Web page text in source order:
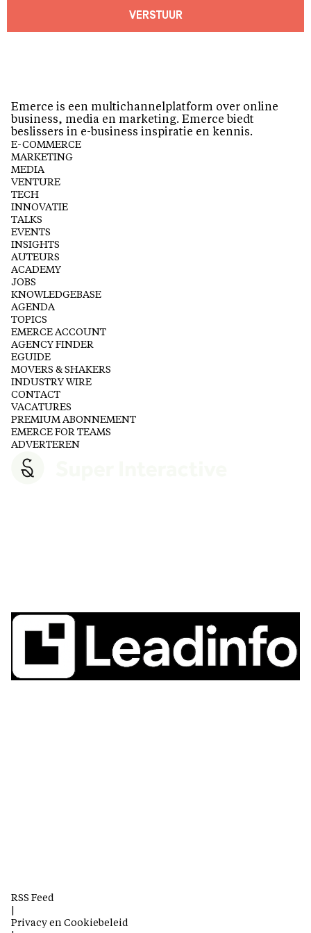
VERSTUUR
Emerce is een multichannelplatform over online
business, media en marketing. Emerce biedt
beslissers in e-business inspiratie en kennis.
E-COMMERCE
MARKETING
MEDIA
VENTURE
TECH
INNOVATIE
TALKS
EVENTS
INSIGHTS
AUTEURS
ACADEMY
JOBS
KNOWLEDGEBASE
AGENDA
TOPICS
EMERCE ACCOUNT
AGENCY FINDER
EGUIDE
MOVERS & SHAKERS
INDUSTRY WIRE
CONTACT
VACATURES
PREMIUM ABONNEMENT
EMERCE FOR TEAMS
ADVERTEREN
RSS Feed
Privacy en Cookiebeleid